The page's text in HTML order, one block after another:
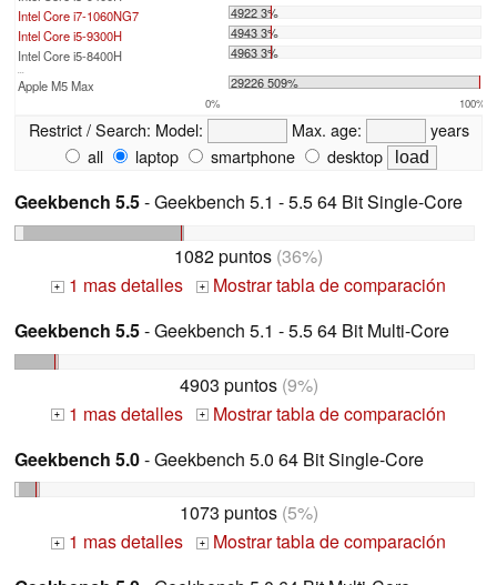
Intel Core i7-1060NG7
4922 3%
Intel Core i5-9300H
4943 3%
Intel Core i5-8400H
4963 3%
...
Apple M5 Max 29226 509%
0% 100%
Restrict / Search: Model: Max. age:
years
all
laptop smartphone desktop
Geekbench 5.5- Geekbench 5.1 - 5.5 64 Bit Single-Core
1082 puntos (36%)
+ 1 mas detalles +
Mostrar tabla de comparación
Geekbench 5.5- Geekbench 5.1 - 5.5 64 Bit Multi-Core
4903 puntos(9%)
+ 1 mas detalles +
Mostrar tabla de comparación
Geekbench 5.0- Geekbench 5.0 64 Bit Single-Core
1073 puntos(5%)
+ 1 mas detalles +
Mostrar tabla de comparación